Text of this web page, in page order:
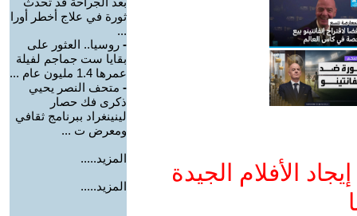
الأفلام الجيدة
ثورة في علاج أخطر أورا
...
- روسيا.. العثور على
بقايا ست جماجم لفيلة
عمرها 1.4 مليون عام ...
- متحف النصر يحيي
ذكرى فك حصار
لينينغراد ببرنامج ثقافي
ومعرض ت ...
المزيد.....
المزيد.....